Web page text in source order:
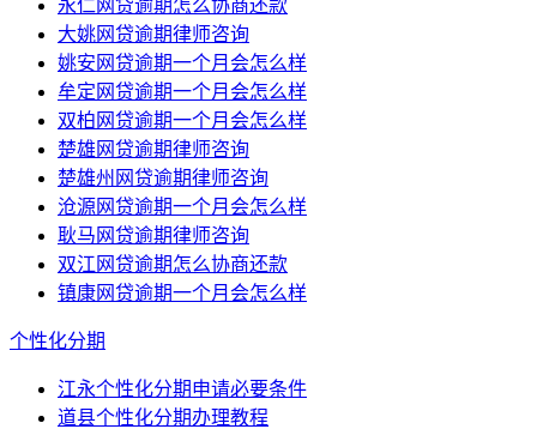
永仁网贷逾期怎么协商还款
大姚网贷逾期律师咨询
姚安网贷逾期一个月会怎么样
牟定网贷逾期一个月会怎么样
双柏网贷逾期一个月会怎么样
楚雄网贷逾期律师咨询
楚雄州网贷逾期律师咨询
沧源网贷逾期一个月会怎么样
耿马网贷逾期律师咨询
双江网贷逾期怎么协商还款
镇康网贷逾期一个月会怎么样
个性化分期
江永个性化分期申请必要条件
道县个性化分期办理教程